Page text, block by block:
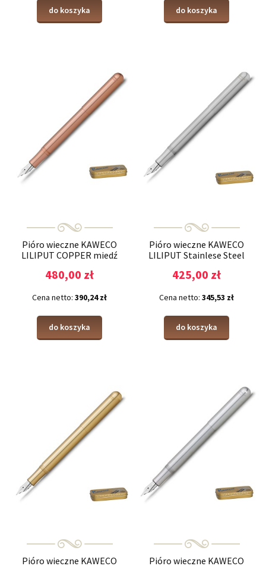
do koszyka do koszyka
Pióro wieczne KAWECO
LILIPUT COPPER miedź
480,00 zł
Cena netto: 390,24 zł
do koszyka
Pióro wieczne KAWECO
LILIPUT Stainlese Steel
425,00 zł
Cena netto: 345,53 zł
do koszyka
Pióro wieczne KAWECO
Pióro wieczne KAWECO